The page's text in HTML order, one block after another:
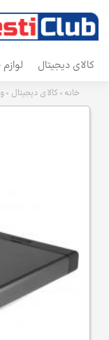
کالای دیجیتال
خانه > کالای دیجیتال >